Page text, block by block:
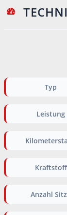
Typ
Leistung
Kraftstoff
Anzahl